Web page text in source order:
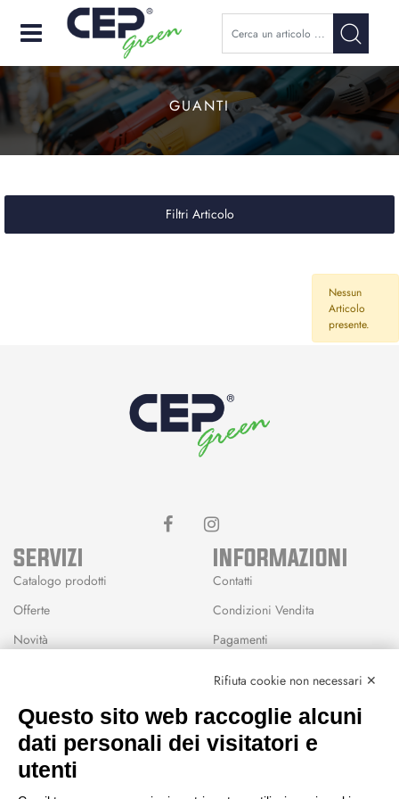
Open
GUANTI
Filtri Articolo
Nessun
Articolo
presente.
SERVIZI
Catalogo prodotti
Offerte
Novità
Wishlist
INFORMAZIONI
Contatti
Condizioni Vendita
Pagamenti
CEP GREEN
Rifiuta cookie non necessari ✕
Questo sito web raccoglie alcuni
dati personali dei visitatori e
utenti